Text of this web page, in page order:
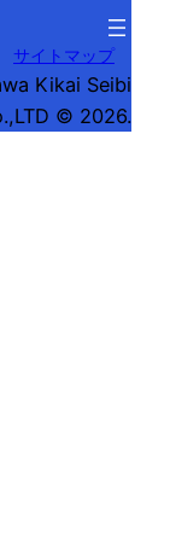
サイトマップ
Kikai Seibi
© 2026.